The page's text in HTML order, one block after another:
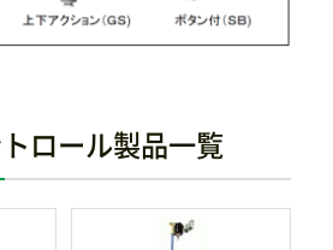
ロール製品一覧